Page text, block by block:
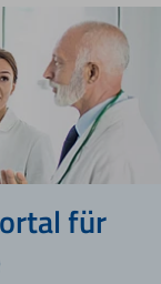
für